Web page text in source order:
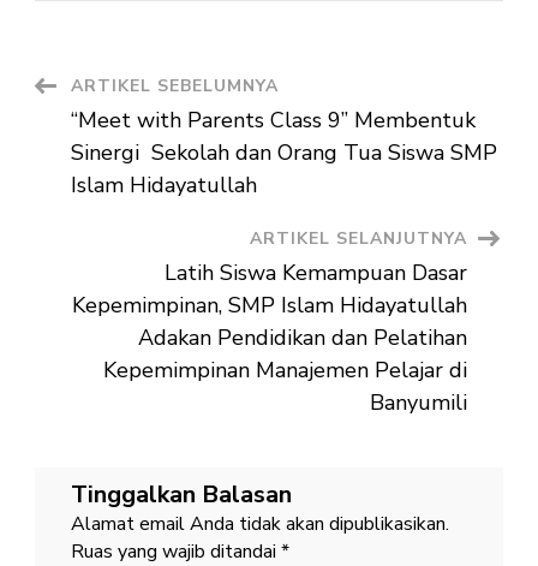
SAW
Unggul”
Navigasi
Artikel
ARTIKEL SEBELUMNYA
“Meet with Parents Class 9” Membentuk
Sinergi Sekolah dan Orang Tua Siswa SMP
Islam Hidayatullah
ARTIKEL SELANJUTNYA
Latih Siswa Kemampuan Dasar
Kepemimpinan, SMP Islam Hidayatullah
Adakan Pendidikan dan Pelatihan
Kepemimpinan Manajemen Pelajar di
Banyumili
Tinggalkan Balasan
Alamat email Anda tidak akan dipublikasikan.
Ruas yang wajib ditandai *